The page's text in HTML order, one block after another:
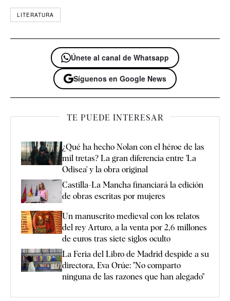
LITERATURA
Únete al canal de Whatsapp
Síguenos en Google News
TE PUEDE INTERESAR
¿Qué ha hecho Nolan con el héroe de las
mil tretas? La gran diferencia entre 'La
Odisea' y la obra original
Castilla-La Mancha financiará la edición
de obras escritas por mujeres
Un manuscrito medieval con los relatos
del rey Arturo, a la venta por 2,6 millones
de euros tras siete siglos oculto
La Feria del Libro de Madrid despide a su
directora, Eva Orúe: "No comparto
ninguna de las razones que han alegado"